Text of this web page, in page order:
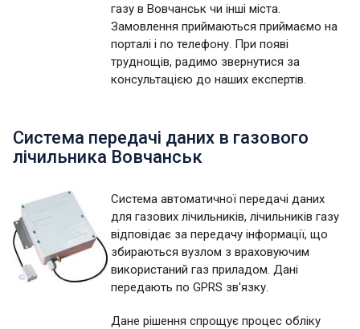
газу в Вовчанськ чи інші міста.
Замовлення приймаються приймаємо на
порталі і по телефону. При появі
труднощів, радимо звернутися за
консультацією до наших експертів.
Система передачі даних в газового
лічильника Вовчанськ
Система автоматичної передачі даних
для газових лічильників, лічильників газу
відповідає за передачу інформації, що
збираються вузлом з враховуючим
використаний газ приладом. Дані
передають по GPRS зв'язку.
Дане рішення спрощує процес обліку